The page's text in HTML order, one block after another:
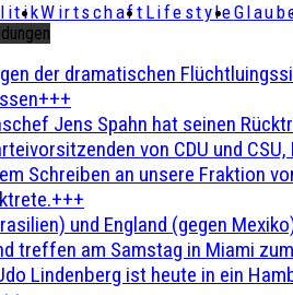
Wirtschaft Lifestyle
der dramatischen
Jens Spahn hat seinen
von CDU und
Schreiben an unsere Fraktion
und England (gegen
treffen am Samstag in Miami
Lindenberg ist heute in ein